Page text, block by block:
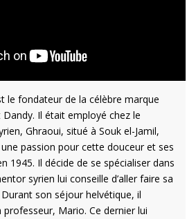
le fondateur de la célèbre marque
Il était employé chez le
Ghraoui, situé à Souk el-Jamil,
passion pour cette douceur et ses
1945. Il décide de se spécialiser dans
syrien lui conseille d’aller faire sa
son séjour helvétique, il
Mario. Ce dernier lui